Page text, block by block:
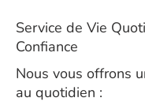
Service de Vie
Confiance
Nous vous offrons
au quotidien :